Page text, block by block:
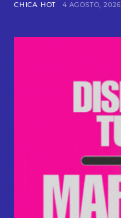
CHICA HOT 4 AGOSTO, 2026